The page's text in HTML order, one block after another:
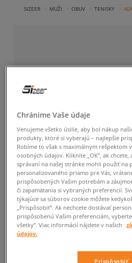
SIZEER MUŽI OBUV TENISKY
Chránime Vaše údaje
Venujeme všetko úsilie, aby bol nákup
produkty, ktoré si vyberajú – najlepšie
Robíme to však s maximálnym rešpektom
osobných údajov. Kliknite „OK”, ak
správaní na našej stránke mohli použiť na
personalizovaného priamo pre Vás,
prispôsobených Vašim potrebám a
či zapamätania si vybraných preferencií.
týkajúce sa súborov cookie môžete
„Prispôsobiť”. Ak nechcete dostávať
prispôsobenú Vašim preferenciám,
všetky”. Viac informácií nájdete v našich
údajov.
Prispôsobiť